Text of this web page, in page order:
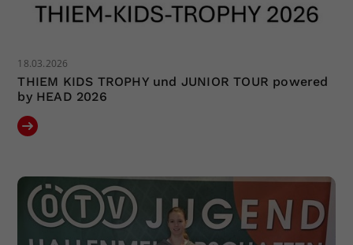
18.03.2026
THIEM KIDS TROPHY und JUNIOR TOUR powered
by HEAD 2026